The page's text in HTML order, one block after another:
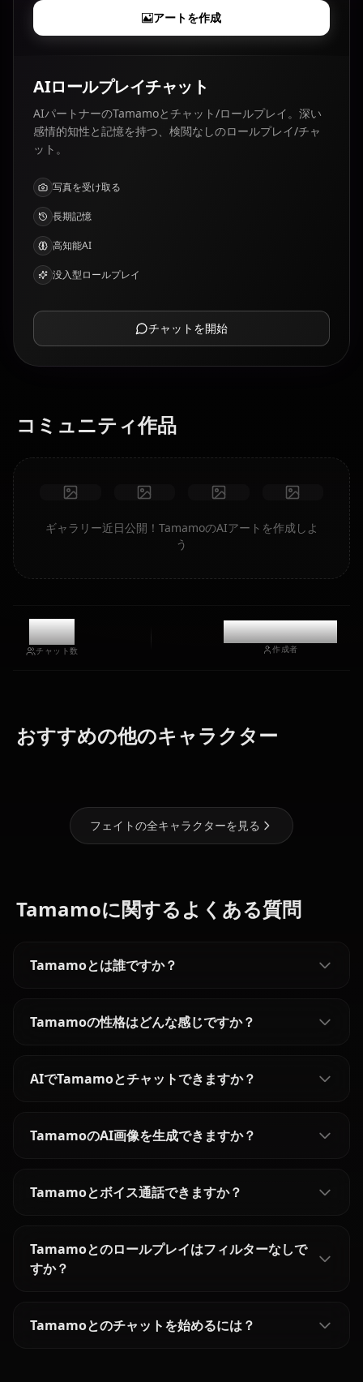
アートを作成
AIロールプレイチャット
AIパートナーのTamamoとチャット/ロールプレイ。深い
感情的知性と記憶を持つ、検閲なしのロールプレイ/チャ
ット。
写真を受け取る
長期記憶
高知能AI
没入型ロールプレイ
チャットを開始
コミュニティ作品
ギャラリー近日公開！TamamoのAIアートを作成しよ
う
8.7k
チャット数
@casualwaifus
作成者
おすすめの他のキャラクター
遠坂 凛
アルトリア・
マシュ・キリ
フェイトの全キャラクターを見る
Tamamoに関するよくある質問
Tamamoとは誰ですか？
Tamamoの性格はどんな感じですか？
AIでTamamoとチャットできますか？
TamamoのAI画像を生成できますか？
Tamamoとボイス通話できますか？
Tamamoとのロールプレイはフィルターなしで
すか？
Tamamoとのチャットを始めるには？